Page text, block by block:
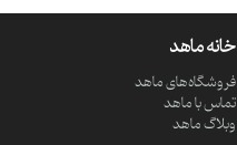
خانه ماهد
فروشگاه‌های ماهد
تماس با ماهد
وبلاگ ماهد